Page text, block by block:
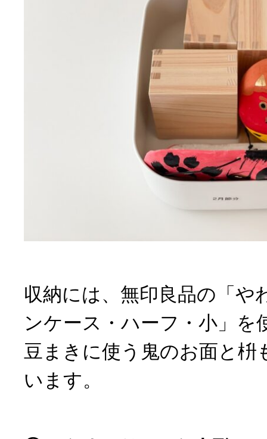
収納には、無印良品の「や
ンケース・ハーフ・小」を
豆まきに使う鬼のお面と枡
います。